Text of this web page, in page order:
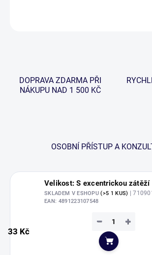
DOPRAVA ZDARMA PŘI
NÁKUPU NAD 1 500 KČ
OSOBNÍ PŘÍSTUP A
Velikost: S excentrickou
SKLADEM V ESHOPU(>5 1 KUS) |
EAN: 4891223107548
33 Kč
+
−
Do